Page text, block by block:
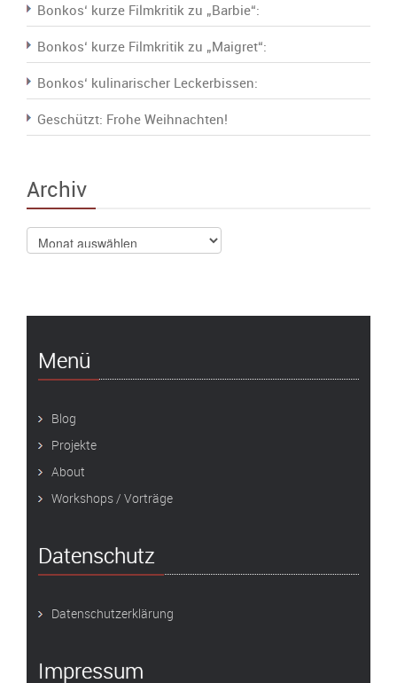
Bonkos‘ kurze Filmkritik zu „Barbie“:
Bonkos‘ kurze Filmkritik zu „Maigret“:
Bonkos‘ kulinarischer Leckerbissen:
Geschützt: Frohe Weihnachten!
Archiv
Archiv
Menü
Blog
Projekte
About
Workshops / Vorträge
Datenschutz
Datenschutzerklärung
Impressum